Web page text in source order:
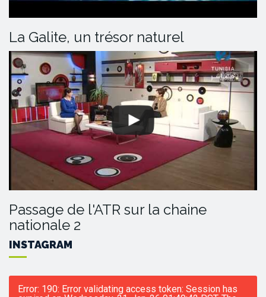
La Galite, un trésor naturel
Passage de l'ATR sur la chaine
nationale 2
INSTAGRAM
Error: 190: Error validating access token: Session has